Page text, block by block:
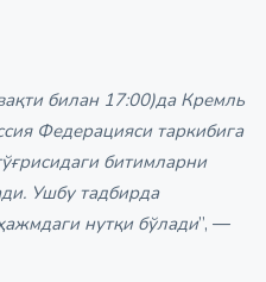
билан 17:00)да Кремль
Федерацияси таркибига
битимларни
Ушбу тадбирда
нутқи бўлади”, —